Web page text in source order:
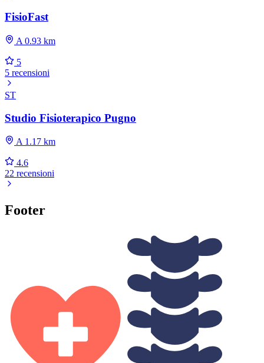
FisioFast
A 0.93 km
5
5 recensioni
ST
Studio Fisioterapico Pugno
A 1.17 km
4.6
22 recensioni
Footer